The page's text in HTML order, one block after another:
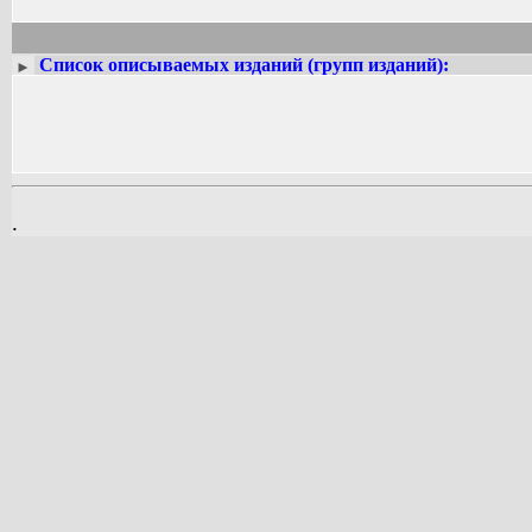
► Список описываемых изданий (групп изданий):
.